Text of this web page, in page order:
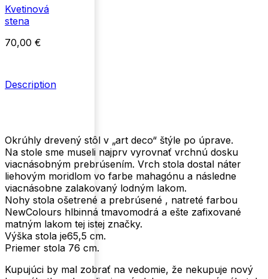
Kvetinová
stena
70,00 €
Description
Okrúhly drevený stôl v „art deco“ štýle po úprave.
Na stole sme museli najprv vyrovnať vrchnú dosku
viacnásobným prebrúsením. Vrch stola dostal náter
liehovým moridlom vo farbe mahagónu a následne
viacnásobne zalakovaný lodným lakom.
Nohy stola ošetrené a prebrúsené , natreté farbou
NewColours hlbinná tmavomodrá a ešte zafixované
matným lakom tej istej značky.
Výška stola je65,5 cm.
Priemer stola 76 cm.
Kupujúci by mal zobrať na vedomie, že nekupuje nový